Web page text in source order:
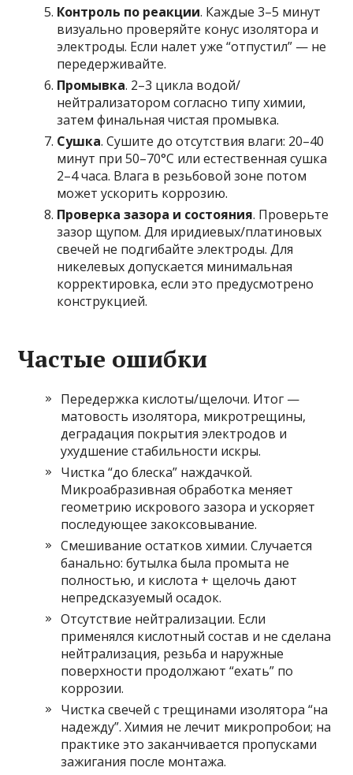
Контроль по реакции. Каждые 3–5 минут
визуально проверяйте конус изолятора и
электроды. Если налет уже “отпустил” — не
передерживайте.
Промывка. 2–3 цикла водой/
нейтрализатором согласно типу химии,
затем финальная чистая промывка.
Сушка. Сушите до отсутствия влаги: 20–40
минут при 50–70°C или естественная сушка
2–4 часа. Влага в резьбовой зоне потом
может ускорить коррозию.
Проверка зазора и состояния. Проверьте
зазор щупом. Для иридиевых/платиновых
свечей не подгибайте электроды. Для
никелевых допускается минимальная
корректировка, если это предусмотрено
конструкцией.
Частые ошибки
Передержка кислоты/щелочи. Итог —
матовость изолятора, микротрещины,
деградация покрытия электродов и
ухудшение стабильности искры.
Чистка “до блеска” наждачкой.
Микроабразивная обработка меняет
геометрию искрового зазора и ускоряет
последующее закоксовывание.
Смешивание остатков химии. Случается
банально: бутылка была промыта не
полностью, и кислота + щелочь дают
непредсказуемый осадок.
Отсутствие нейтрализации. Если
применялся кислотный состав и не сделана
нейтрализация, резьба и наружные
поверхности продолжают “ехать” по
коррозии.
Чистка свечей с трещинами изолятора “на
надежду”. Химия не лечит микропробои; на
практике это заканчивается пропусками
зажигания после монтажа.